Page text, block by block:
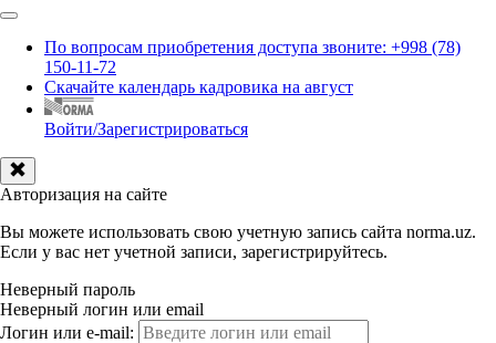
По вопросам приобретения доступа звоните: +998 (78)
150-11-72
Скачайте календарь кадровика на август
Войти/Зарегистрироваться
Авторизация на сайте
Вы можете использовать свою учетную запись сайта norma.uz.
Если у вас нет учетной записи, зарегистрируйтесь.
Неверный пароль
Неверный логин или email
Логин или e-mail: